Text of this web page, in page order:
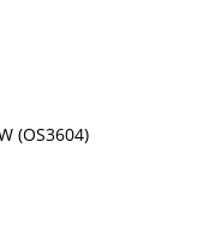
(OS3604)